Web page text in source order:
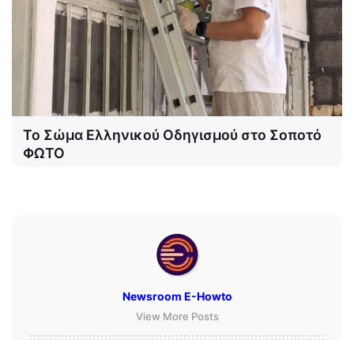
Το Σώμα Ελληνικού Οδηγισμού στο Σοποτό
ΦΩΤΟ
Newsroom E-Howto
View More Posts